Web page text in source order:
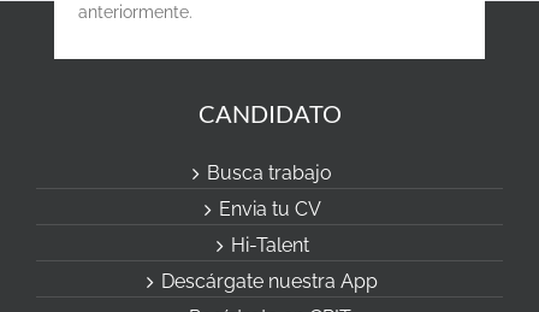
anteriormente.
CANDIDATO
Busca trabajo
Envia tu CV
Hi-Talent
Descárgate nuestra App